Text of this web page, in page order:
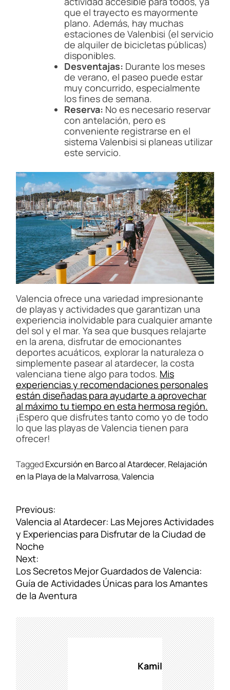
que el trayecto es mayormente
plano. Además, hay muchas
estaciones de Valenbisi (el servicio
de alquiler de bicicletas públicas)
disponibles.
Desventajas: Durante los meses
de verano, el paseo puede estar
muy concurrido, especialmente
los fines de semana.
Reserva: No es necesario reservar
con antelación, pero es
conveniente registrarse en el
sistema Valenbisi si planeas utilizar
este servicio.
Valencia ofrece una variedad impresionante
de playas y actividades que garantizan una
experiencia inolvidable para cualquier amante
del sol y el mar. Ya sea que busques relajarte
en la arena, disfrutar de emocionantes
deportes acuáticos, explorar la naturaleza o
simplemente pasear al atardecer, la costa
valenciana tiene algo para todos. Mis
experiencias y recomendaciones personales
están diseñadas para ayudarte a aprovechar
al máximo tu tiempo en esta hermosa región.
¡Espero que disfrutes tanto como yo de todo
lo que las playas de Valencia tienen para
ofrecer!
TaggedExcursión en Barco al Atardecer, Relajación
en la Playa de la Malvarrosa,Valencia
N
a
v
e
g
a
c
i
n
d
e
e
n
t
Previous:
Valencia al Atardecer: Las Mejores Actividades
y Experiencias para Disfrutar de la Ciudad de
Noche
Next:
Los Secretos Mejor Guardados de Valencia:
Guía de Actividades Únicas para los Amantes
de la Aventura
Kamil